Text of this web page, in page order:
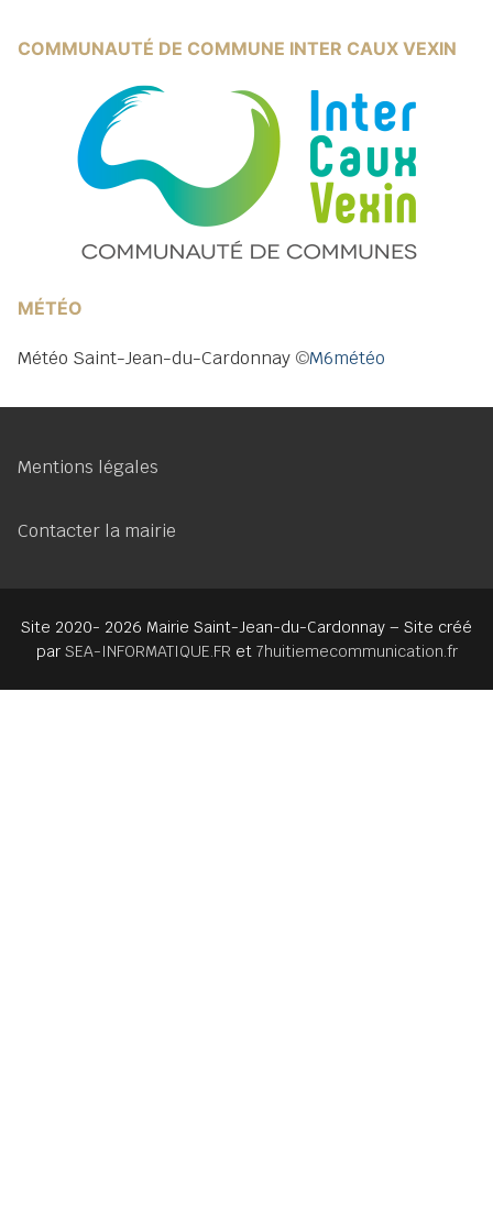
COMMUNAUTÉ DE COMMUNE INTER CAUX VEXIN
MÉTÉO
Météo Saint-Jean-du-Cardonnay ©M6météo
Mentions légales
Contacter la mairie
Site 2020- 2026 Mairie Saint-Jean-du-Cardonnay – Site créé
par SEA-INFORMATIQUE.FR et 7huitiemecommunication.fr